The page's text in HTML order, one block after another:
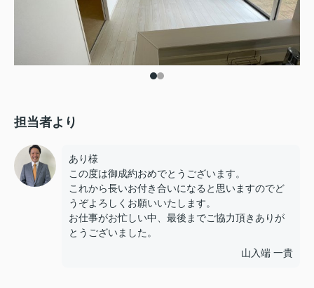
担当者より
あり様
この度は御成約おめでとうございます。
これから長いお付き合いになると思いますのでど
うぞよろしくお願いいたします。
お仕事がお忙しい中、最後までご協力頂きありが
とうございました。
山入端 一貴